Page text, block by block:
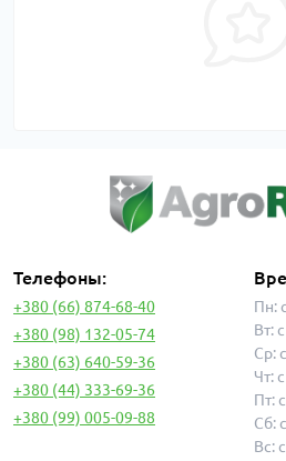
Телефоны:
+380 (66) 874-68-40
+380 (98) 132-05-74
+380 (63) 640-59-36
+380 (44) 333-69-36
+380 (99) 005-09-88
Пн:
Вт:
Ср:
Чт:
Пт:
Сб:
Вс: